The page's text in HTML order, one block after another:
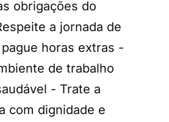
obrigações do
a jornada de
horas extras -
de trabalho
- Trate a
com dignidade e